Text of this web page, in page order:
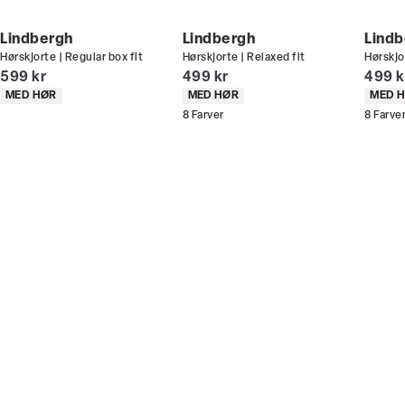
Du kan indløse din bonus 365 dage om året i alle
butikker og online.
Lindbergh
Hørskjorte | Regular box fit
I alt (inkl. rabat)
599 kr
Produkt egenskaber
MED HØR
Lindbergh
Hørskjorte | Relaxed fit
I alt (inkl. rabat)
499 kr
Produkt egenskaber
MED HØR
8 Farver
I alt
499
MED
8